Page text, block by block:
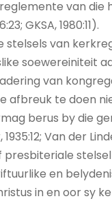
van die
GKSA, 1980:11).
stelsels van
soewereiniteit
van
afbreuk te doen
berus by die
Van der
stelsel
en
in en oor sy